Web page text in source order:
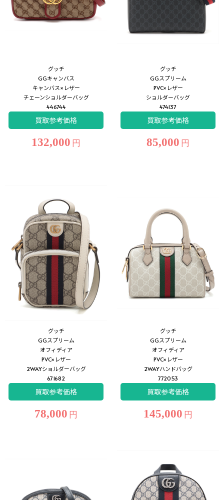
グッチ
GGキャンバス
キャンバス×レザー
チェーンショルダーバッグ
446744
買取参考価格
132,000 円
グッチ
GGスプリーム
PVC×レザー
ショルダーバッグ
474137
買取参考価格
85,000 円
グッチ
GGスプリーム
オフィディア
PVC×レザー
2WAYショルダーバッグ
671682
買取参考価格
78,000 円
グッチ
GGスプリーム
オフィディア
PVC×レザー
2WAYハンドバッグ
772053
買取参考価格
145,000 円